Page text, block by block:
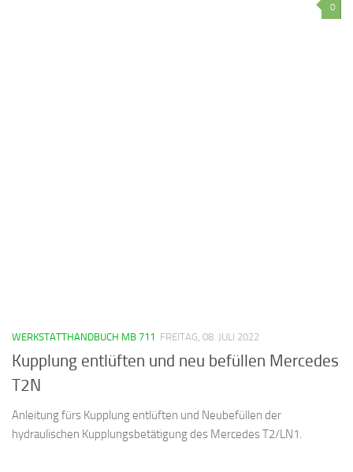
0
WERKSTATTHANDBUCH MB 711 FREITAG, 08. JULI 2022
Kupplung entlüften und neu befüllen Mercedes
T2N
Anleitung fürs Kupplung entlüften und Neubefüllen der
hydraulischen Kupplungsbetätigung des Mercedes T2/LN1.